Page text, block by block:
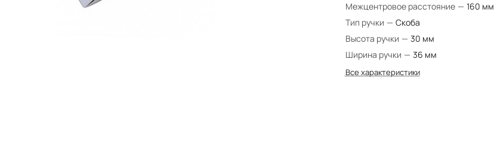
Межцентровое расстояние — 160 мм
Тип ручки — Скоба
Высота ручки — 30 мм
Ширина ручки — 36 мм
Все характеристики